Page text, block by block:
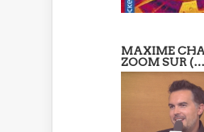
MAXIME
ZOOM SUR